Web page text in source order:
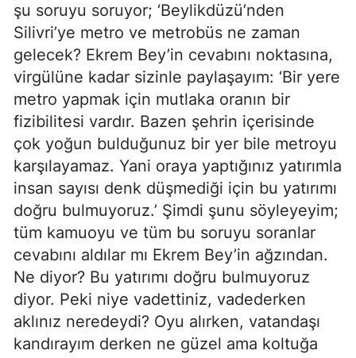
şu soruyu soruyor; ‘Beylikdüzü’nden
Silivri’ye metro ve metrobüs ne zaman
gelecek? Ekrem Bey’in cevabını noktasına,
virgülüne kadar sizinle paylaşayım: ‘Bir yere
metro yapmak için mutlaka oranın bir
fizibilitesi vardır. Bazen şehrin içerisinde
çok yoğun bulduğunuz bir yer bile metroyu
karşılayamaz. Yani oraya yaptığınız yatırımla
insan sayısı denk düşmediği için bu yatırımı
doğru bulmuyoruz.’ Şimdi şunu söyleyeyim;
tüm kamuoyu ve tüm bu soruyu soranlar
cevabını aldılar mı Ekrem Bey’in ağzından.
Ne diyor? Bu yatırımı doğru bulmuyoruz
diyor. Peki niye vadettiniz, vadederken
aklınız neredeydi? Oyu alırken, vatandaşı
kandırayım derken ne güzel ama koltuğa